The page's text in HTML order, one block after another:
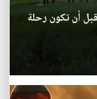
أن تكون رحلة